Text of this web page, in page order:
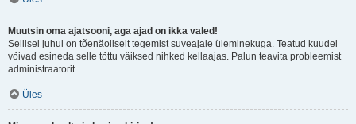
Muutsin oma ajatsooni, aga ajad on ikka valed!
Sellisel juhul on tõenäoliselt tegemist suveajale üleminekuga. Teatud kuudel
võivad esineda selle tõttu väiksed nihked kellaajas. Palun teavita probleemist
administraatorit.
Üles